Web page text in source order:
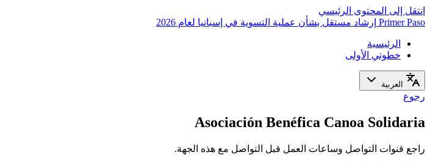
انتقل إلى المحتوى الرئيسي
Primer Paso إرشاد مستقل بشأن عملية التسوية في إسبانيا لعام 2026
الرئيسية
خطوتي الأولى
العربية
رجوع
Asociación Benéfica Canoa Solidaria
راجع قنوات التواصل وساعات العمل قبل التواصل مع هذه الجهة.